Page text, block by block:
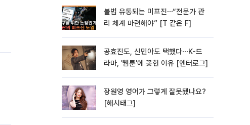
불법 유통되는 미프진⋯“전문가 관
리 체계 마련해야” [T 같은 F]
공효진도, 신민아도 택했다⋯K-드
라마, '웹툰'에 꽂힌 이유 [엔터로그]
장원영 영어가 그렇게 잘못됐나요?
[해시태그]